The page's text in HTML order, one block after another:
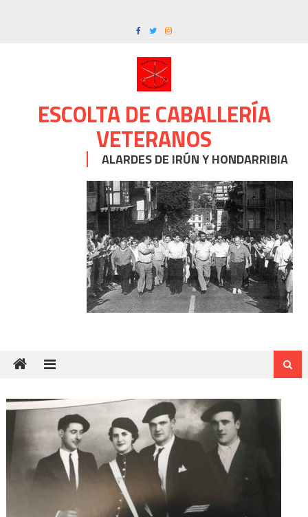
ESCOLTA DE CABALLERÍA
VETERANOS
ALARDES DE IRÚN Y HONDARRIBIA